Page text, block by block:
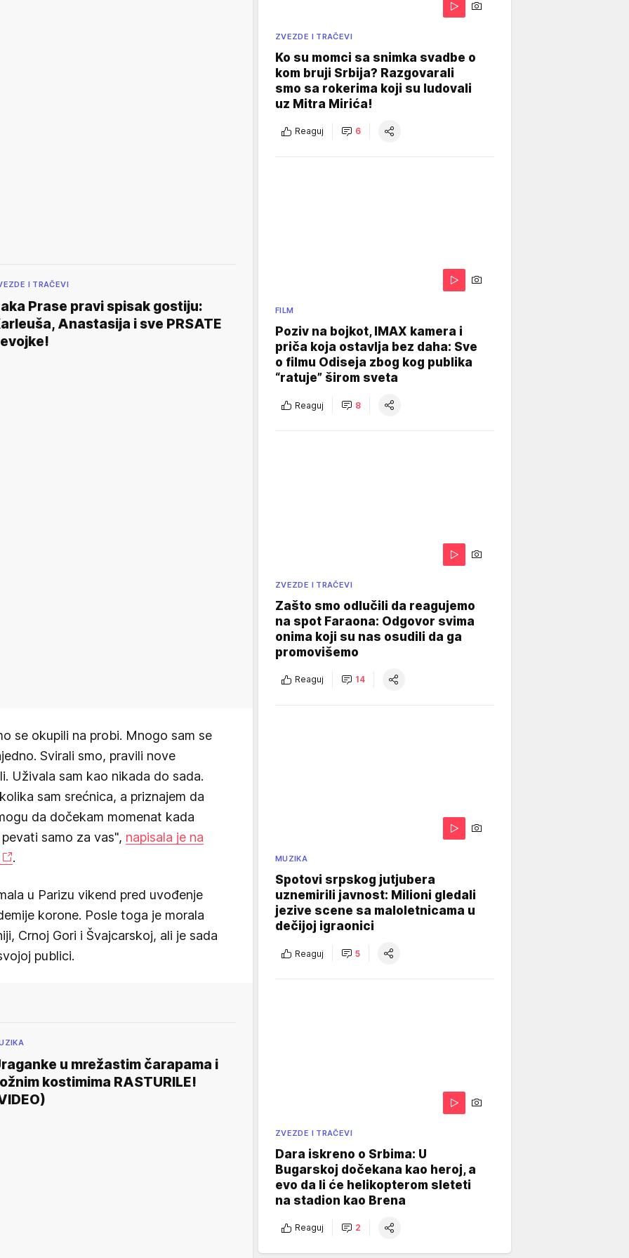
I TRAČEVI
Prase pravi spisak gostiju:
Anastasija i sve PRSATE
se okupili na probi. Mnogo sam se
Svirali smo, pravili nove
Uživala sam kao nikada do sada.
sam srećnica, a priznajem da
da dočekam momenat kada
samo za vas", napisala je na
.
u Parizu vikend pred uvođenje
korone. Posle toga je morala
Crnoj Gori i Švajcarskoj, ali je sada
publici.
u mrežastim čarapama i
kostimima RASTURILE!
ZVEZDE I TRAČEVI
Ko su momci sa snimka svadbe o
kom bruji Srbija? Razgovarali
smo sa rokerima koji su ludovali
uz Mitra Mirića!
Reaguj 6
FILM
Poziv na bojkot, IMAX kamera i
priča koja ostavlja bez daha: Sve
o filmu Odiseja zbog kog publika
“ratuje” širom sveta
Reaguj 8
ZVEZDE I TRAČEVI
Zašto smo odlučili da reagujemo
na spot Faraona: Odgovor svima
onima koji su nas osudili da ga
promovišemo
Reaguj 14
MUZIKA
Spotovi srpskog jutjubera
uznemirili javnost: Milioni gledali
jezive scene sa maloletnicama u
dečijoj igraonici
Reaguj 5
ZVEZDE I TRAČEVI
Dara iskreno o Srbima: U
Bugarskoj dočekana kao heroj, a
evo da li će helikopterom sleteti
na stadion kao Brena
Reaguj 2